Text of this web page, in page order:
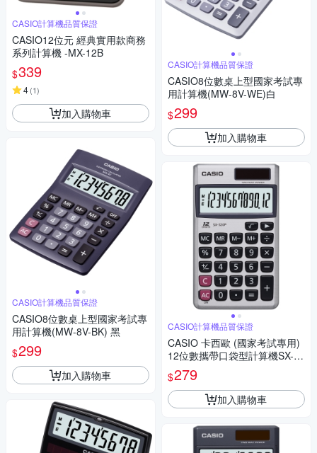
CASIO計算機品質保證
CASIO12位元 經典實用款商務
系列計算機 -MX-12B
$339
4(1)
加入購物車
CASIO計算機品質保證
CASIO8位數桌上型國家考試專
用計算機(MW-8V-BK) 黑
$299
加入購物車
CASIO計算機品質保證
CASIO8位數桌上型國家考試專
用計算機(MW-8V-WE)白
$299
加入購物車
CASIO計算機品質保證
CASIO 卡西歐 (國家考試專用)
12位數攜帶口袋型計算機SX-32
0P
$279
加入購物車